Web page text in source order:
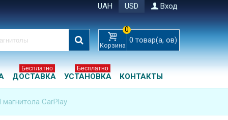
UAH USD Вход
Корзина
0
0 товар(а, ов)
ДОСТАВКА
Бесплатно
УСТАНОВКА
Бесплатно
КОНТАКТЫ
CarPlay